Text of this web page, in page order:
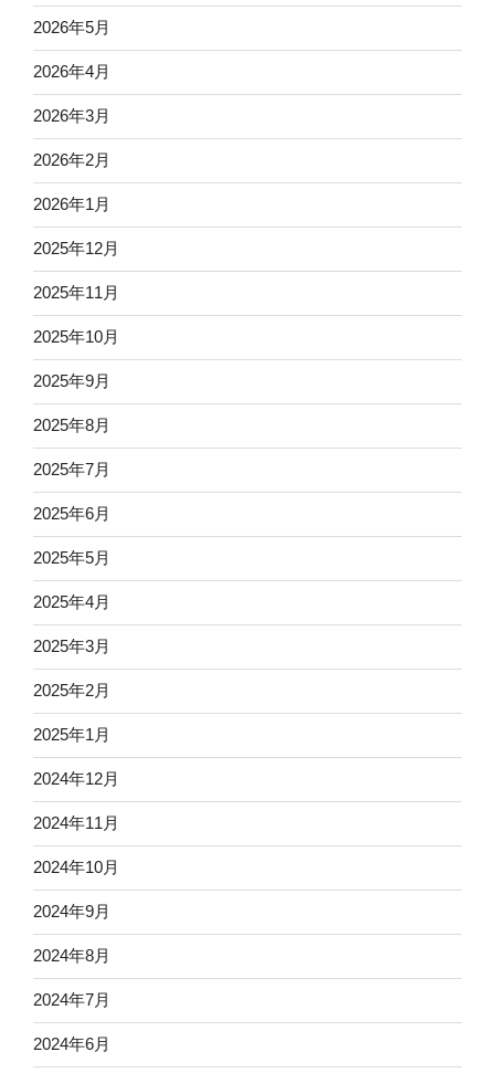
2026年5月
2026年4月
2026年3月
2026年2月
2026年1月
2025年12月
2025年11月
2025年10月
2025年9月
2025年8月
2025年7月
2025年6月
2025年5月
2025年4月
2025年3月
2025年2月
2025年1月
2024年12月
2024年11月
2024年10月
2024年9月
2024年8月
2024年7月
2024年6月